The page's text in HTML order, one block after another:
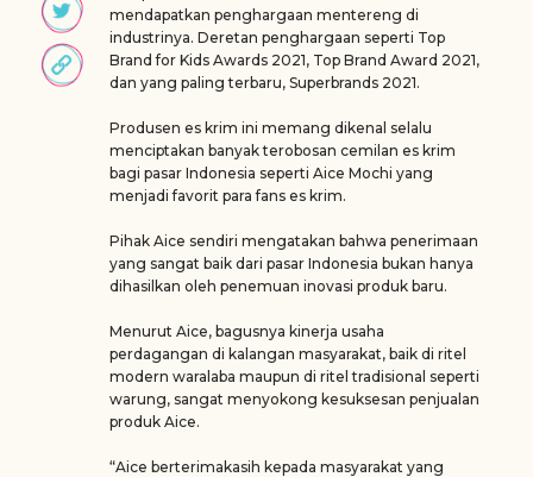
mendapatkan penghargaan mentereng di
industrinya. Deretan penghargaan seperti Top
Brand for Kids Awards 2021, Top Brand Award 2021,
dan yang paling terbaru, Superbrands 2021.
Produsen es krim ini memang dikenal selalu
menciptakan banyak terobosan cemilan es krim
bagi pasar Indonesia seperti Aice Mochi yang
menjadi favorit para fans es krim.
Pihak Aice sendiri mengatakan bahwa penerimaan
yang sangat baik dari pasar Indonesia bukan hanya
dihasilkan oleh penemuan inovasi produk baru.
Menurut Aice, bagusnya kinerja usaha
perdagangan di kalangan masyarakat, baik di ritel
modern waralaba maupun di ritel tradisional seperti
warung, sangat menyokong kesuksesan penjualan
produk Aice.
“Aice berterimakasih kepada masyarakat yang